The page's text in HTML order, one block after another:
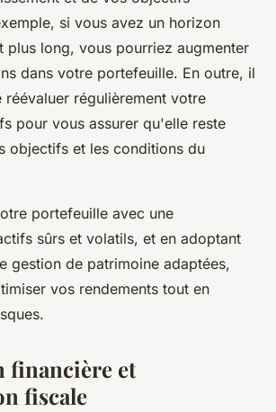
si vous avez un horizon
plus long, vous pourriez augmenter
dans votre portefeuille. En outre, il
régulièrement votre
pour vous assurer qu'elle reste
objectifs et les conditions du
portefeuille avec une
sûrs et volatils, et en adoptant
gestion de patrimoine adaptées,
vos rendements tout en
financière et
fiscale